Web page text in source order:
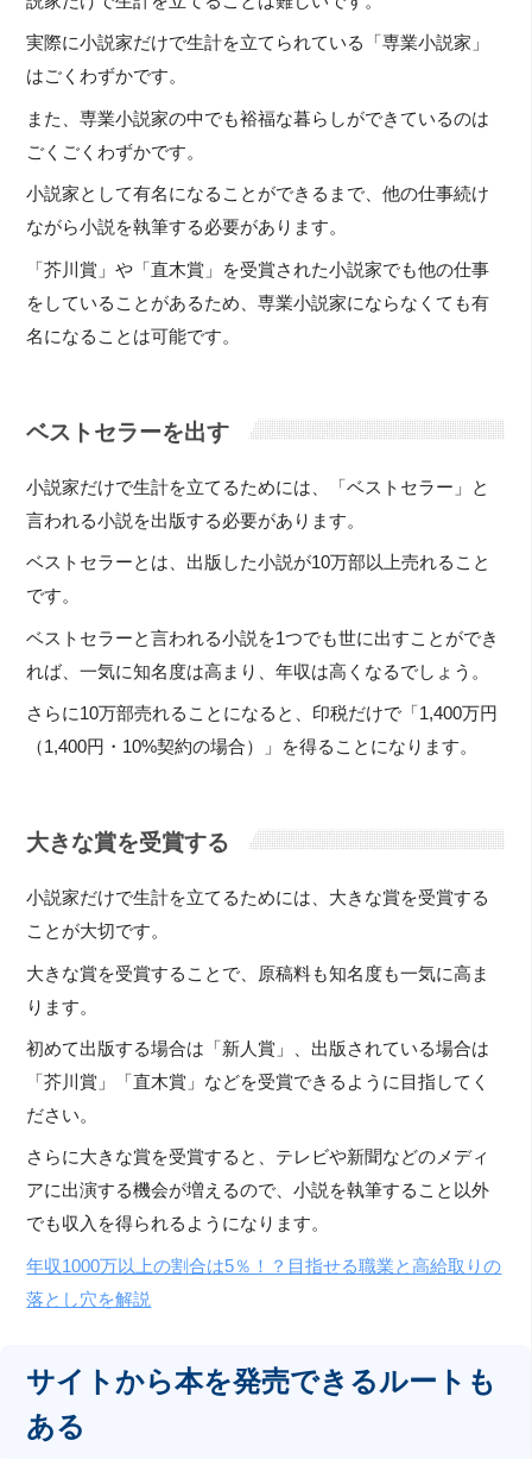
実際に小説家だけで生計を立てられている「専業小説家」
はごくわずかです。
また、専業小説家の中でも裕福な暮らしができているのは
ごくごくわずかです。
小説家として有名になることができるまで、他の仕事続け
ながら小説を執筆する必要があります。
「芥川賞」や「直木賞」を受賞された小説家でも他の仕事
をしていることがあるため、専業小説家にならなくても有
名になることは可能です。
ベストセラーを出す
小説家だけで生計を立てるためには、「ベストセラー」と
言われる小説を出版する必要があります。
ベストセラーとは、出版した小説が10万部以上売れること
です。
ベストセラーと言われる小説を1つでも世に出すことができ
れば、一気に知名度は高まり、年収は高くなるでしょう。
さらに10万部売れることになると、印税だけで「1,400万円
（1,400円・10%契約の場合）」を得ることになります。
大きな賞を受賞する
小説家だけで生計を立てるためには、大きな賞を受賞する
ことが大切です。
大きな賞を受賞することで、原稿料も知名度も一気に高ま
ります。
初めて出版する場合は「新人賞」、出版されている場合は
「芥川賞」「直木賞」などを受賞できるように目指してく
ださい。
さらに大きな賞を受賞すると、テレビや新聞などのメディ
アに出演する機会が増えるので、小説を執筆すること以外
でも収入を得られるようになります。
年収1000万以上の割合は5％！？目指せる職業と高給取りの
落とし穴を解説
サイトから本を発売できるルートも
ある